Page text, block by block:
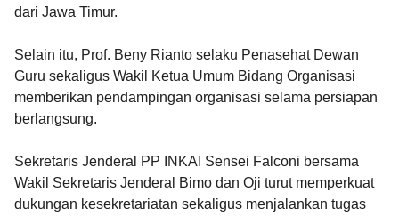
dari Jawa Timur.
Selain itu, Prof. Beny Rianto selaku Penasehat Dewan
Guru sekaligus Wakil Ketua Umum Bidang Organisasi
memberikan pendampingan organisasi selama persiapan
berlangsung.
Sekretaris Jenderal PP INKAI Sensei Falconi bersama
Wakil Sekretaris Jenderal Bimo dan Oji turut memperkuat
dukungan kesekretariatan sekaligus menjalankan tugas